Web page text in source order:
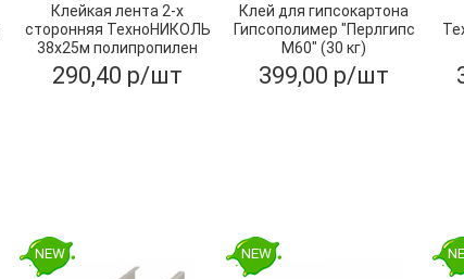
Клейкая лента 2-х
сторонняя ТехноНИКОЛЬ
38х25м полипропилен
290,40 р/шт
Клей для гипсокартона
Гипсополимер "Перлгипс
М60" (30 кг)
399,00 р/шт
NEW NEW